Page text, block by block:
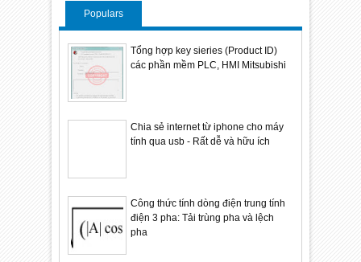
Populars
Tổng hợp key sieries (Product ID)
các phần mềm PLC, HMI Mitsubishi
Chia sẻ internet từ iphone cho máy
tính qua usb - Rất dễ và hữu ích
Công thức tính dòng điện trung tính
điện 3 pha: Tải trùng pha và lệch
pha